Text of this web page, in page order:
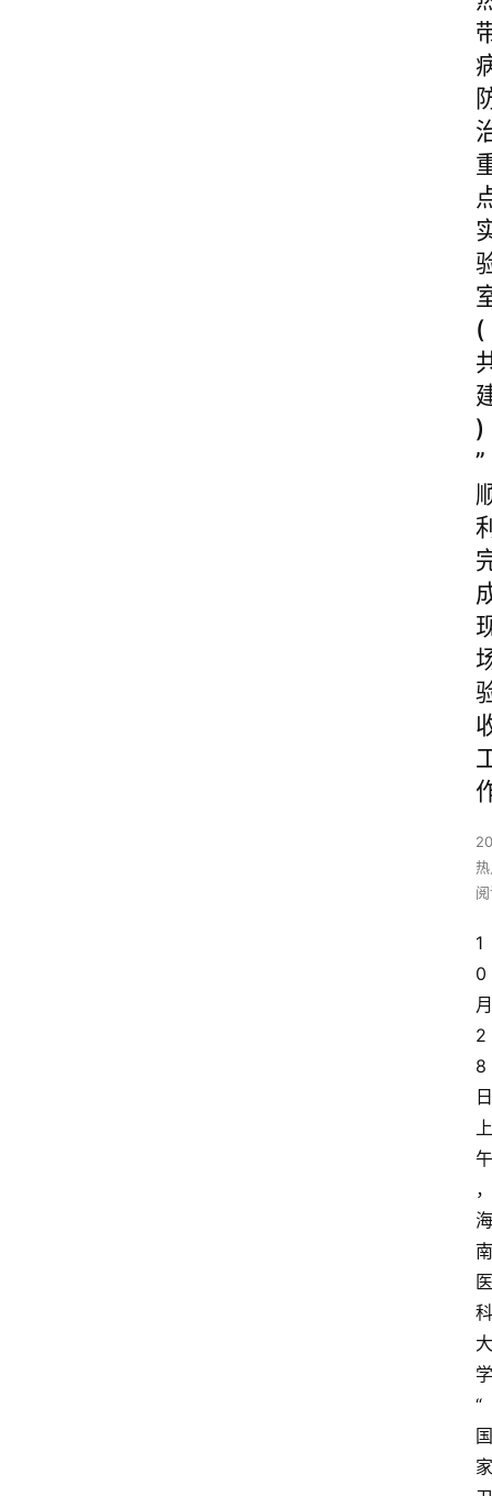
(
)
”
1
0
月
2
8
日
上
午
，
海
南
医
科
大
学
“
国
家